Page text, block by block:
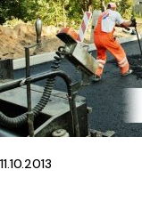
11.10.2013